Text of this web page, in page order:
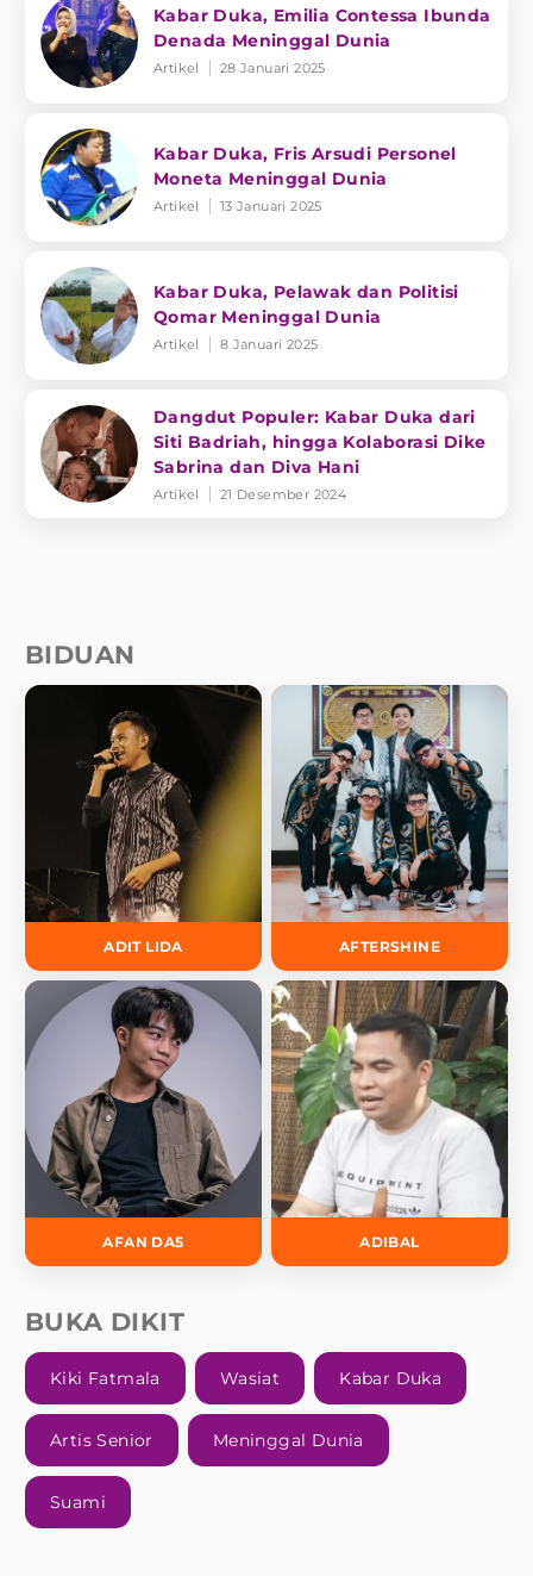
Kabar Duka, Emilia Contessa Ibunda
Denada Meninggal Dunia
Artikel 28 Januari 2025
Kabar Duka, Fris Arsudi Personel
Moneta Meninggal Dunia
Artikel 13 Januari 2025
Kabar Duka, Pelawak dan Politisi
Qomar Meninggal Dunia
Artikel 8 Januari 2025
Dangdut Populer: Kabar Duka dari
Siti Badriah, hingga Kolaborasi Dike
Sabrina dan Diva Hani
Artikel 21 Desember 2024
BIDUAN
ADIT LIDA AFTERSHINE
AFAN DA5 ADIBAL
BUKA DIKIT
Kiki Fatmala Wasiat Kabar Duka
Artis Senior Meninggal Dunia
Suami